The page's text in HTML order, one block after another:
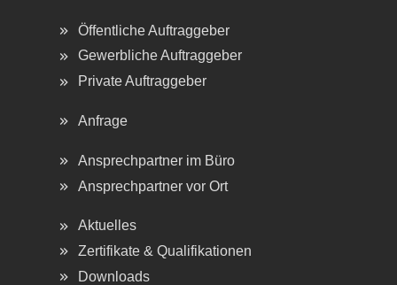
Öffentliche Auftraggeber
Gewerbliche Auftraggeber
Private Auftraggeber
Anfrage
Ansprechpartner im Büro
Ansprechpartner vor Ort
Aktuelles
Zertifikate & Qualifikationen
Downloads